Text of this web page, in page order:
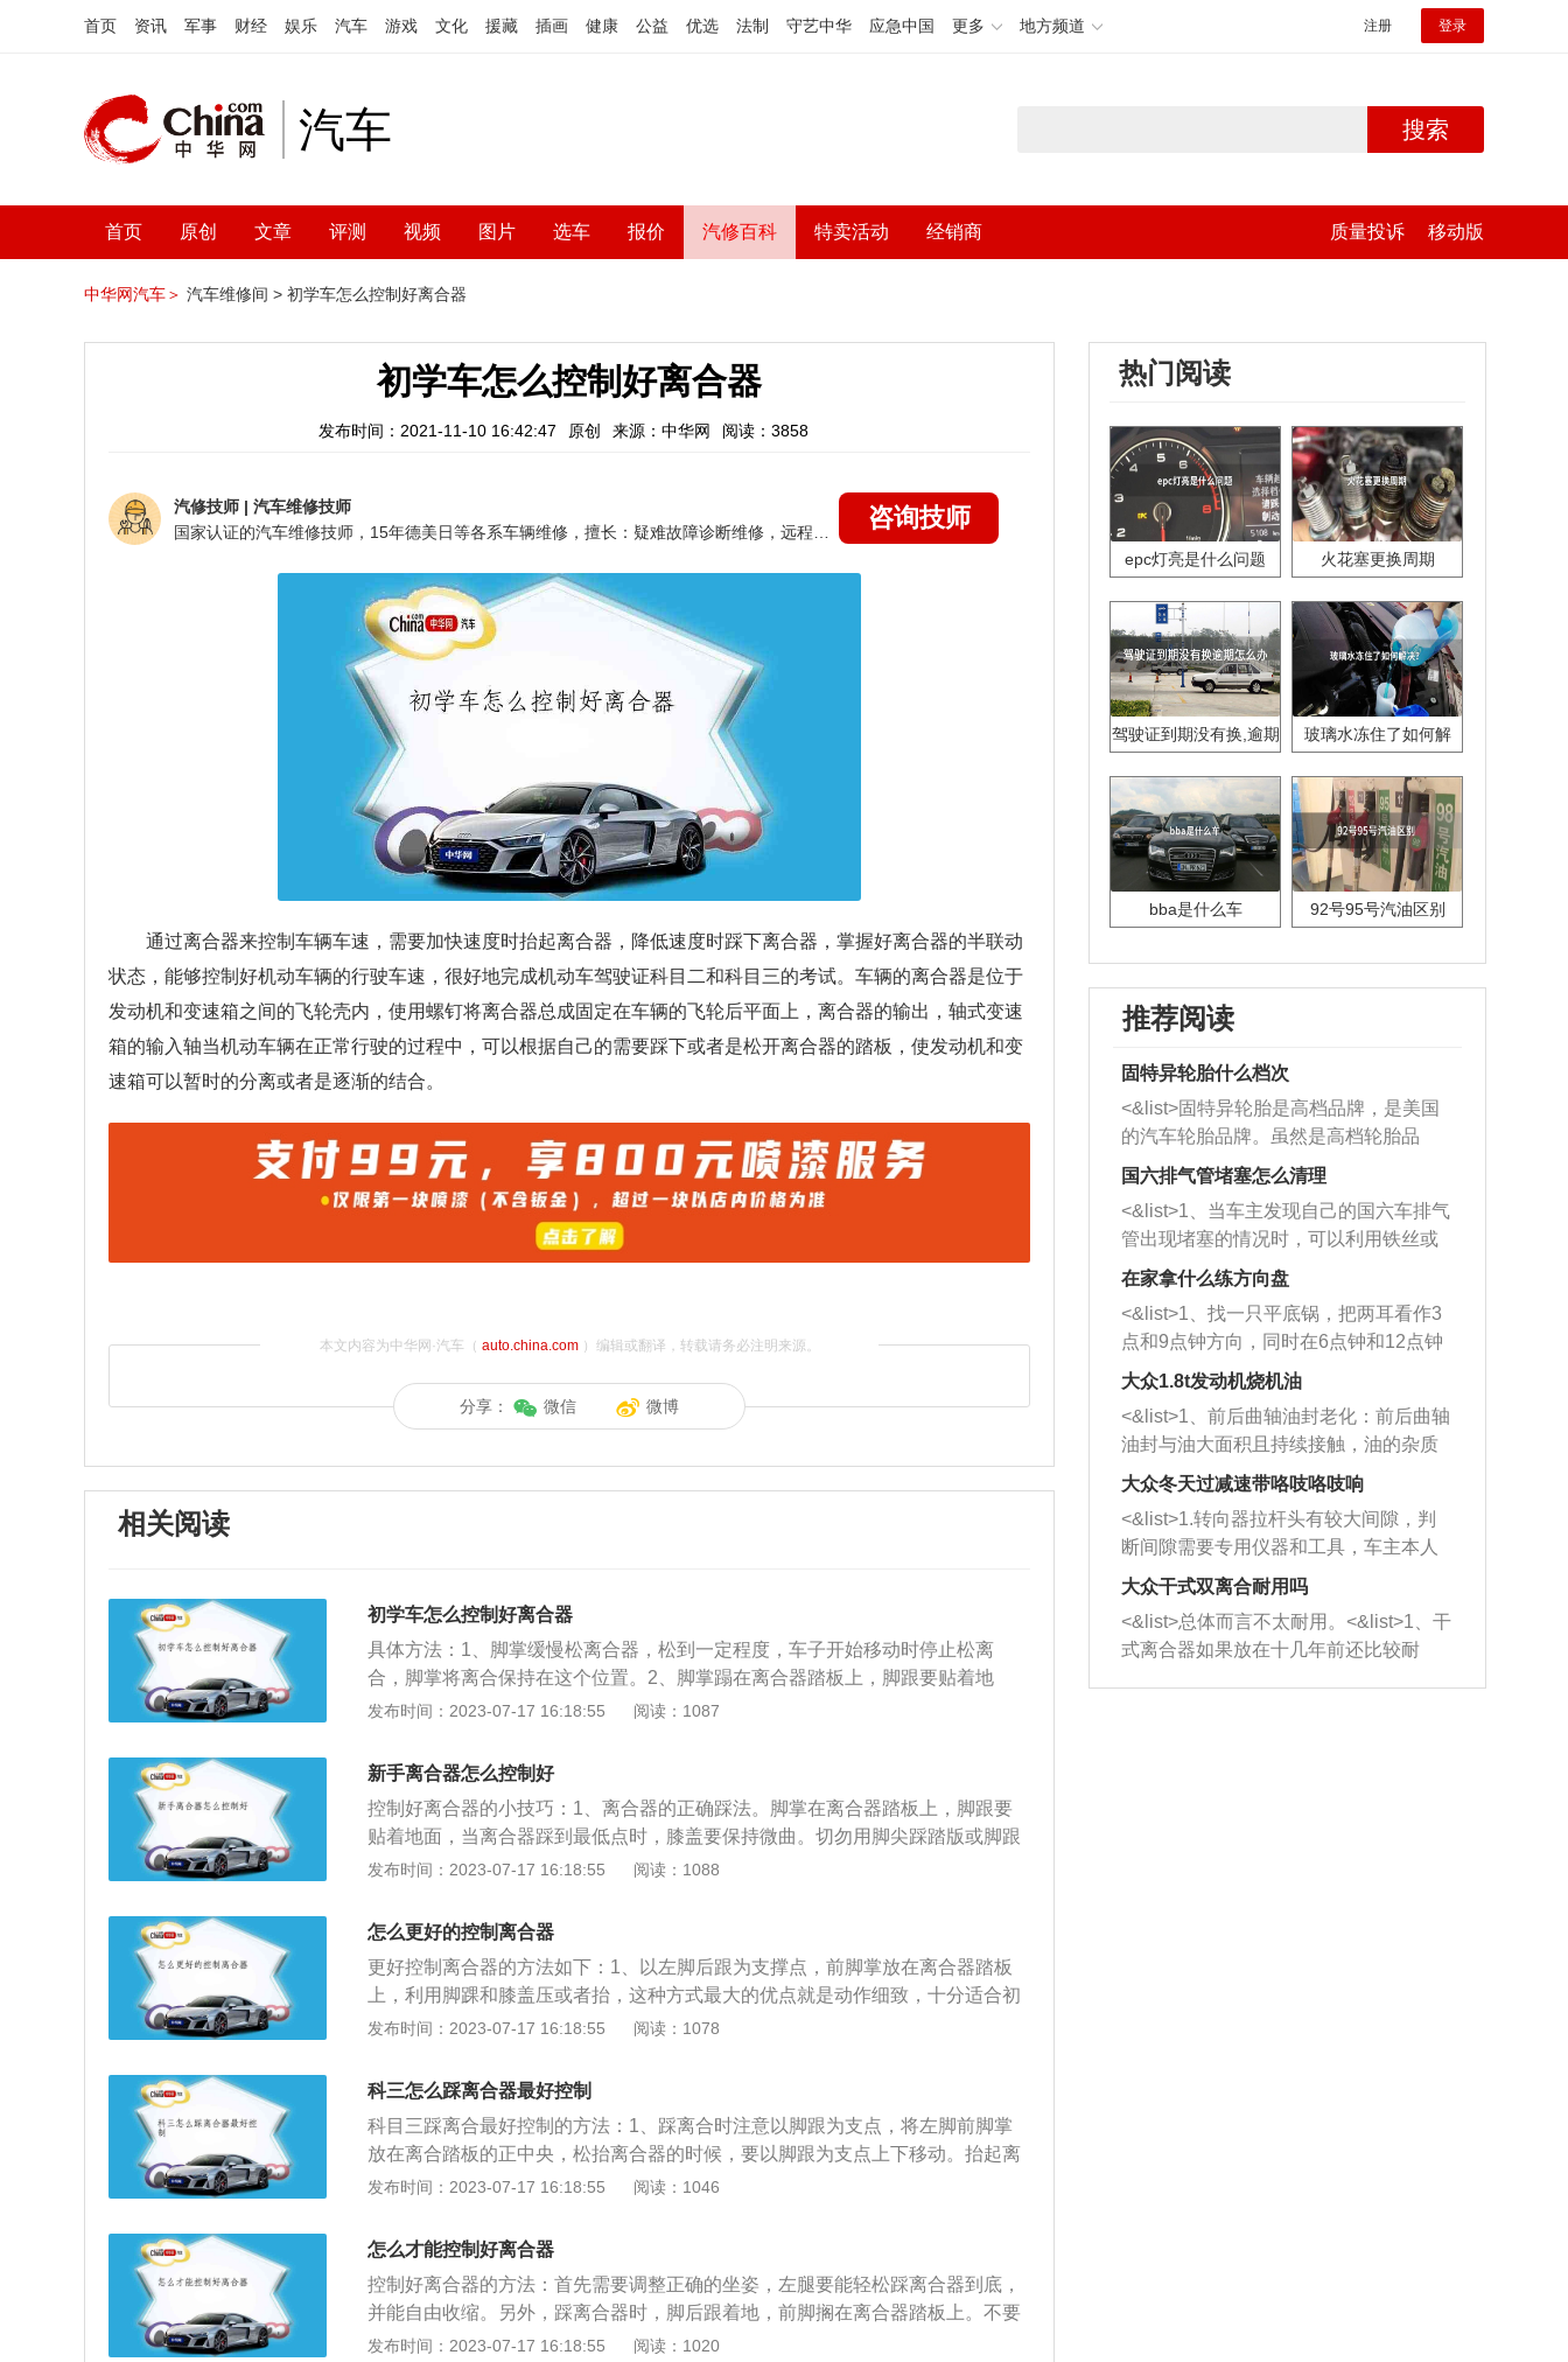
首页 资讯 军事 财经 娱乐 汽车 游戏 文化 援藏 插画 健康 公益 优选 法制 守艺中华 应急中国 更多 地方频道 注册 登录
汽车 搜索
首页 原创 文章 评测 视频 图片 选车 报价 汽修百科 特卖活动 经销商 质量投诉 移动版
中华网汽车＞ 汽车维修间 > 初学车怎么控制好离合器
初学车怎么控制好离合器
发布时间：2021-11-10 16:42:47 原创 来源：中华网 阅读：3858
汽修技师 | 汽车维修技师
咨询技师
通过离合器来控制车辆车速，需要加快速度时抬起离合器，降低速度时踩下离合器，掌握好离合器的半联动
状态，能够控制好机动车辆的行驶车速，很好地完成机动车驾驶证科目二和科目三的考试。车辆的离合器是位于
发动机和变速箱之间的飞轮壳内，使用螺钉将离合器总成固定在车辆的飞轮后平面上，离合器的输出，轴式变速
箱的输入轴当机动车辆在正常行驶的过程中，可以根据自己的需要踩下或者是松开离合器的踏板，使发动机和变
速箱可以暂时的分离或者是逐渐的结合。
本文内容为中华网·汽车（ auto.china.com）编辑或翻译，转载请务必注明来源。
分享： 微信 微博
相关阅读
初学车怎么控制好离合器
具体方法：1、脚掌缓慢松离合器，松到一定程度，车子开始移动时停止松离
合，脚掌将离合保持在这个位置。2、脚掌蹋在离合器踏板上，脚跟要贴着地
面，当离合器踩到最低点时，膝盖要保持微曲。3、勿用脚尖踩踏板或脚跟离
换，也就是保证离合在半联动的点上下浮动，但不要浮动过多。在踩抬离合的过
程中保持车速稳定，动作要缓慢，不要急。在方向盘打死的情况下松一点离合，
保证轮胎在与地面摩擦增大的情况下，车辆有足够的动力，但是切记一点一点的
松，不要松的过多导致车辆在突然加速。平时多加练习，可以多做直线匀速行驶
练习和倒车入库练习，在不断地尝试中摸清控制离合的套路。
发布时间：2023-07-17 16:18:55 阅读：1087
新手离合器怎么控制好
控制好离合器的小技巧：1、离合器的正确踩法。脚掌在离合器踏板上，脚跟要
贴着地面，当离合器踩到最低点时，膝盖要保持微曲。切勿用脚尖踩踏版或脚跟
离地，避免力量不够或下滑。要记住离合刹车油门位置，左脚离合，右脚控制油
态，找到之后再慢慢的下压（减少动力输出：车身速度变慢）或是上抬离合（加
强动力输出：速度变快），以实现对车速的控制。3、半联动状态对于半联动状
态，可以简单的通过以下几方面来进行判断：（1）车身抖动：在达到半联动
时，车身会出现抖动，双手搁在方向盘上就能感觉的到。特别是半坡的时候，当
抬到半联动的状态时，车子会有一股向前冲的劲，车头翘起，这时候，保持住，
（列如发动机声音变大），你会发现离合踏板也会有种往上顶脚的感觉。
发布时间：2023-07-17 16:18:55 阅读：1088
怎么更好的控制离合器
更好控制离合器的方法如下：1、以左脚后跟为支撑点，前脚掌放在离合器踏板
上，利用脚踝和膝盖压或者抬，这种方式最大的优点就是动作细致，十分适合初
学者去感受半联动状态。2、抬离合时，脚后跟可以稍微后移，避免离合踏板卡
用腿的力度“蹬”离合，这种踩法比较适合能快速找准半联动的熟手。在开车的时
候需要调整到合适的坐姿。想要把离合器控制的稳定最主要的就是抬起离合的时
候。踩离合器的时候，脚跟着地，不要悬空，不然不好控制。在释放的时候需要
遵循“一快两慢三联动“的原则，具体如下：一快：在抬起离合器的时候需要迅速
抬起一小段距离。二满：在车辆快要达到半联动状态的时候，离合器抬起的速度
熄火。并且离合器可以缓慢的松开。总之，在刚接触驾驶汽车的时候，控制不好
离合器也没有关系。只要多加练习，时间久了就会掌握到技巧，从而达到熟练的
地步。
发布时间：2023-07-17 16:18:55 阅读：1078
科三怎么踩离合器最好控制
科目三踩离合最好控制的方法：1、踩离合时注意以脚跟为支点，将左脚前脚掌
放在离合踏板的正中央，松抬离合器的时候，要以脚跟为支点上下移动。抬起离
合器踏板时，自然地将膝盖上抬，缓慢地抬起踏板。2、离合器要快踩。在换挡
蹭，速度严重下降。3、离合器抬起速度慢慢提高。刚起步时，在低档的时候，
离合器要松慢点，特别是起步时缓缓抬起，而在1档换2档时，离合抬起的速度又
比刚起步时稍微快点。依次类推，2档换3档快抬基本没问题，因为你的车是在高
速运转，这时候，离合抬起的速度要迅速。4、在驾驶汽车的时候，离合器要快
踩下去，这时候手上挂挡要慢点，轻轻把档位推到位置即可，切不可用力过猛，
发布时间：2023-07-17 16:18:55 阅读：1046
怎么才能控制好离合器
控制好离合器的方法：首先需要调整正确的坐姿，左腿要能轻松踩离合器到底，
并能自由收缩。另外，踩离合器时，脚后跟着地，前脚搁在离合器踏板上。不要
用脚趾和脚掌用力踩。在放离合器的过程中，需要做到快速放离合和慢速放离合
发布时间：2023-07-17 16:18:55 阅读：1020
热门阅读
epc灯亮是什么问题 火花塞更换周期
驾驶证到期没有换,逾期
玻璃水冻住了如何解
bba是什么车 92号95号汽油区别
推荐阅读
固特异轮胎什么档次
<&list>固特异轮胎是高档品牌，是美国
的汽车轮胎品牌。虽然是高档轮胎品
牌，但是中高低端的轮胎都有生产，这
也是为了更好的开拓市场。
国六排气管堵塞怎么清理
<&list>1、当车主发现自己的国六车排气
管出现堵塞的情况时，可以利用铁丝或
者是细棍，直接将杂物给取出来，如果
堵塞情况比较严重，也可以采取应急措
施。 <&list>2、直接利用木棍将所有的
杂物推到排气管里面的位置处，然后将
三元催化器拆解开，就可以将堵塞的东
西取出来。但如果是因为积碳过多引起
的堵塞，就需要将三元催化器泡在草酸
洗剂对堵塞的情况得到解决，将清洗剂
放在燃油箱中，与燃油混合后，车辆启
动时，就可以和汽油一起进入到燃烧
室，最后形成废气排出，就可以让三元
催化器得到清洗，排气管堵塞的情况就
能够得到解决。
在家拿什么练方向盘
<&list>1、找一只平底锅，把两耳看作3
点和9点钟方向，同时在6点钟和12点钟
方向做一个标记。 <&list>2、双手握住
一圈半的练习，往右同样也要打相同的
圈数。 <&list>3、最后强调要反复练
习，这样就可以形成肌肉记忆，在真实
驾驶车辆时，不需要记忆也能打好方
向。
大众1.8t发动机烧机油
<&list>1、前后曲轴油封老化：前后曲轴
油封与油大面积且持续接触，油的杂质
和发动机内持续温度变化使其密封效果
逐渐减弱，导致渗油或漏油。<&list>2、
活塞间隙过大：积碳会使活塞环与缸体
的间隙扩大，导致机油流入燃烧室中，
造成烧机油。<&list>3、机油粘度。使用
机油粘度过小的话，同样会有烧机油现
象，机油粘度过小具有很好的流动性，
大众冬天过减速带咯吱咯吱响
<&list>1.转向器拉杆头有较大间隙，判
断间隙需要专用仪器和工具，车主本人
无法制作，需要将车辆送到修理厂或4s
店；<&list>2.车辆半轴套管防尘罩破
裂，破裂后会出现漏油现象，使半轴磨
损严重，磨损的半轴容易损坏，产生异
响；<&list>3.稳定器的转向胶套和球头
大众干式双离合耐用吗
<&list>总体而言不太耐用。<&list>1、干
式离合器如果放在十几年前还比较耐